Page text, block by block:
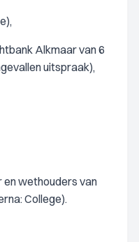
Alkmaar van 6
uitspraak),
en wethouders van
College).